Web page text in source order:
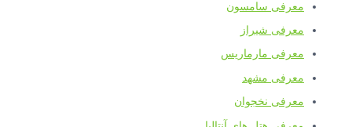
معرفی سامسون
معرفی شیراز
معرفی مارماریس
معرفی مشهد
معرفی نخجوان